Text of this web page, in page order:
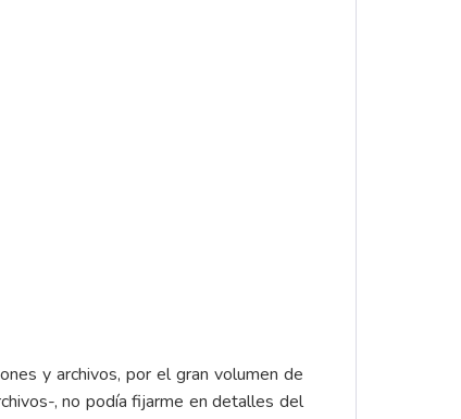
y archivos, por el gran volumen de
, no podía fijarme en detalles del